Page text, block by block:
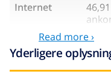
Internet
Read more ›
Yderligere